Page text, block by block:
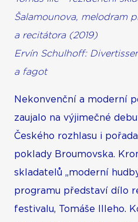
Šalamounova, melodram
a recitátora (2019)
Ervín Schulhoff:
a fagot
Nekonvenční a moderní
zaujalo na výjimečné
Českého rozhlasu i
poklady Broumovska.
skladatelů „moderní
programu představí dílo
festivalu, Tomáše Illeho.